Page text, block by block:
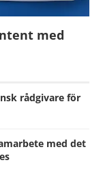
med
rådgivare för
med det